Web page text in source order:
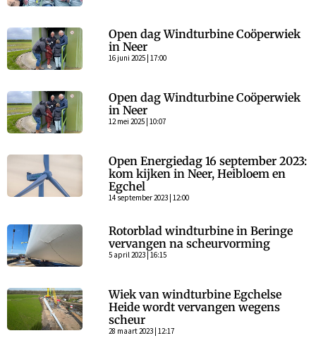
Open dag Windturbine Coöperwiek
in Neer
16 juni 2025 | 17:00
Open dag Windturbine Coöperwiek
in Neer
12 mei 2025 | 10:07
Open Energiedag 16 september 2023:
kom kijken in Neer, Heibloem en
Egchel
14 september 2023 | 12:00
Rotorblad windturbine in Beringe
vervangen na scheurvorming
5 april 2023 | 16:15
Wiek van windturbine Egchelse
Heide wordt vervangen wegens
scheur
28 maart 2023 | 12:17